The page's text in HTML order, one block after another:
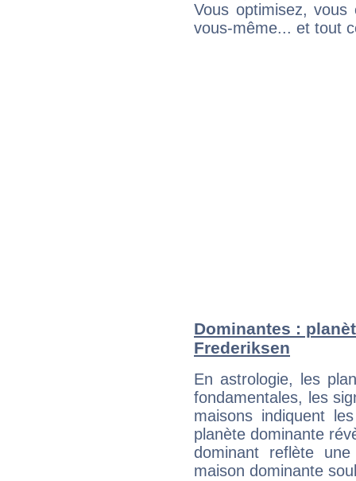
Vous optimisez, vous
vous-même... et tout
Dominantes :
Frederiksen
En astrologie, les
fondamentales, les
maisons indiquent
planète dominante
dominant reflète
maison dominante